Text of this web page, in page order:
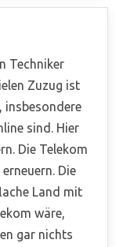
Techniker
Zuzug ist
insbesondere
sind. Hier
Die Telekom
Die
Land mit
wäre,
gar nichts